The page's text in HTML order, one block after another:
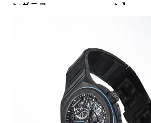
ングラス
ン】